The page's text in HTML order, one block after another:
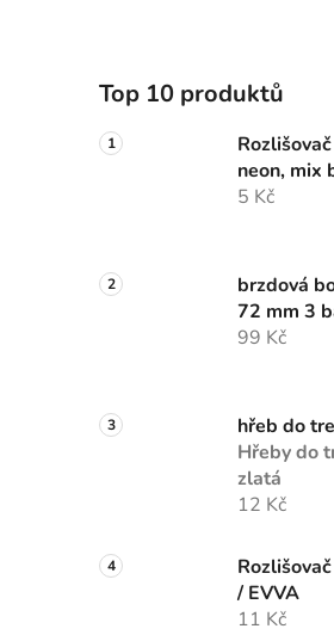
Top 10 produktů
neon, mix
5 Kč
brzdová
72 mm 3
99 Kč
hřeb do
Hřeby do
zlatá
12 Kč
/ EVVA
11 Kč